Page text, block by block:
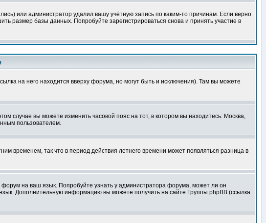
или администратор удалил вашу учётную запись по каким-то причинам. Если верно
размер базы данных. Попробуйте зарегистрироваться снова и принять участие в
на него находится вверху форума, но могут быть и исключения). Там вы можете
случае вы можете изменить часовой пояс на тот, в котором вы находитесь: Москва,
пользователем.
временем, так что в период действия летнего времени может появляться разница в
форум на ваш язык. Попробуйте узнать у администратора форума, может ли он
Дополнительную информацию вы можете получить на сайте Группы phpBB (ссылка